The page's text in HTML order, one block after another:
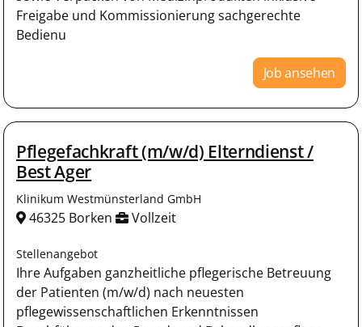
Freigabe und Kommissionierung sachgerechte
Bedienu
Job ansehen
Pflegefachkraft (m/w/d) Elterndienst /
Best Ager
Klinikum Westmünsterland GmbH
46325 Borken Vollzeit
Stellenangebot
Ihre Aufgaben ganzheitliche pflegerische Betreuung
der Patienten (m/w/d) nach neuesten
pflegewissenschaftlichen Erkenntnissen